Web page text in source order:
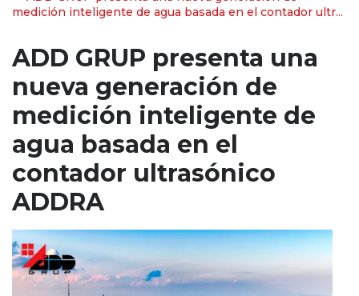
medición inteligente de agua basada en el contador ultr...
ADD GRUP presenta una
nueva generación de
medición inteligente de
agua basada en el
contador ultrasónico
ADDRA